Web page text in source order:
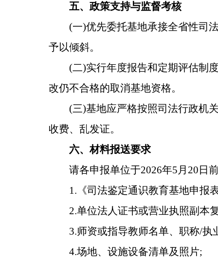
五、政策支持与监督考核
(一)优先委托基地承接全省性司
予以倾斜。
(二)实行年度报告和定期评估制
改仍不合格的取消基地资格。
(三)基地应严格按照司法行政机
收费、乱发证。
六、材料报送要求
请各申报单位于2026年5月20日
1.《司法鉴定通识教育基地申报
2.单位法人证书或营业执照副本
3.师资或指导教师名单、职称/执
4.场地、设施设备清单及照片;